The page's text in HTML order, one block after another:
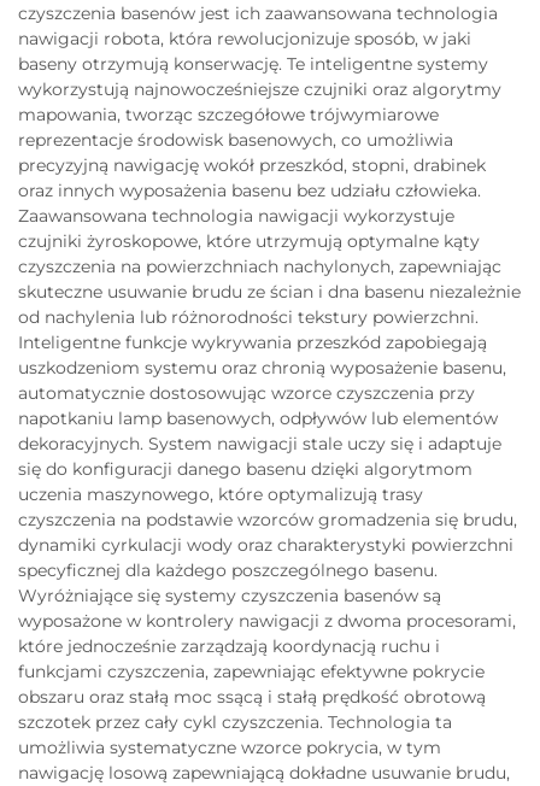
czyszczenia basenów jest ich zaawansowana technologia
nawigacji robota, która rewolucjonizuje sposób, w jaki
baseny otrzymują konserwację. Te inteligentne systemy
wykorzystują najnowocześniejsze czujniki oraz algorytmy
mapowania, tworząc szczegółowe trójwymiarowe
reprezentacje środowisk basenowych, co umożliwia
precyzyjną nawigację wokół przeszkód, stopni, drabinek
oraz innych wyposażenia basenu bez udziału człowieka.
Zaawansowana technologia nawigacji wykorzystuje
czujniki żyroskopowe, które utrzymują optymalne kąty
czyszczenia na powierzchniach nachylonych, zapewniając
skuteczne usuwanie brudu ze ścian i dna basenu niezależnie
od nachylenia lub różnorodności tekstury powierzchni.
Inteligentne funkcje wykrywania przeszkód zapobiegają
uszkodzeniom systemu oraz chronią wyposażenie basenu,
automatycznie dostosowując wzorce czyszczenia przy
napotkaniu lamp basenowych, odpływów lub elementów
dekoracyjnych. System nawigacji stale uczy się i adaptuje
się do konfiguracji danego basenu dzięki algorytmom
uczenia maszynowego, które optymalizują trasy
czyszczenia na podstawie wzorców gromadzenia się brudu,
dynamiki cyrkulacji wody oraz charakterystyki powierzchni
specyficznej dla każdego poszczególnego basenu.
Wyróżniające się systemy czyszczenia basenów są
wyposażone w kontrolery nawigacji z dwoma procesorami,
które jednocześnie zarządzają koordynacją ruchu i
funkcjami czyszczenia, zapewniając efektywne pokrycie
obszaru oraz stałą moc ssącą i stałą prędkość obrotową
szczotek przez cały cykl czyszczenia. Technologia ta
umożliwia systematyczne wzorce pokrycia, w tym
nawigację losową zapewniającą dokładne usuwanie brudu,